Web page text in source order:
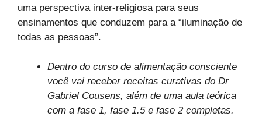
uma perspectiva inter-religiosa para seus
ensinamentos que conduzem para a “iluminação de
todas as pessoas”.
Dentro do curso de alimentação consciente
você vai receber receitas curativas do Dr
Gabriel Cousens, além de uma aula teórica
com a fase 1, fase 1.5 e fase 2 completas.